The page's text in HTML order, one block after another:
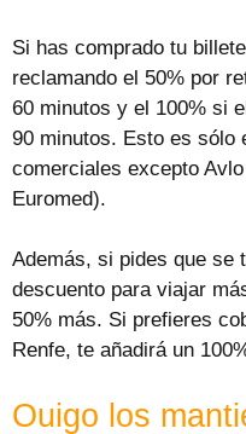
Si has comprado tu
reclamando el 50% por
60 minutos y el 100% si
90 minutos. Esto es sólo
comerciales excepto
Euromed).
Además, si pides que se
descuento para viajar
50% más. Si prefieres
Renfe, te añadirá un
Ouigo los